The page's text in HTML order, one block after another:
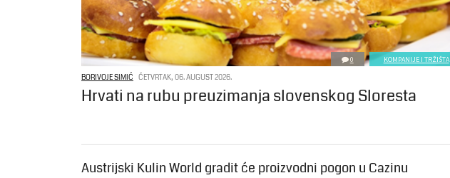
0 KOMPANIJE I TRŽIŠTA
BORIVOJE SIMIĆ ČETVRTAK, 06. AUGUST 2026.
Hrvati na rubu preuzimanja slovenskog Sloresta
Austrijski Kulin World gradit će proizvodni pogon u Cazinu